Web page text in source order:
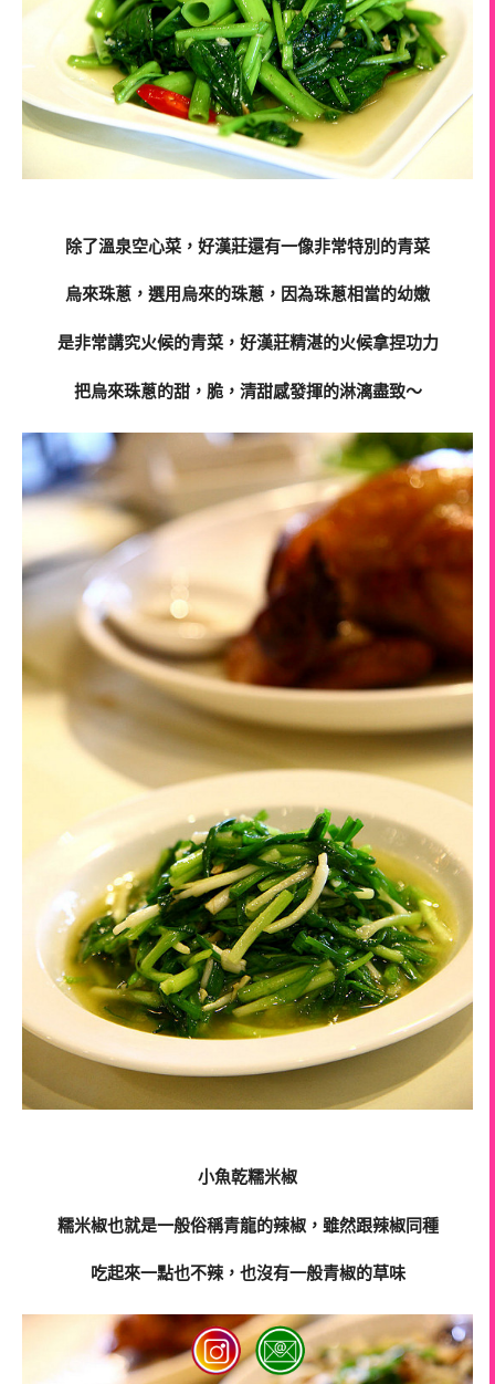
除了溫泉空心菜，好漢莊還有一像非常特別的青菜
烏來珠蔥，選用烏來的珠蔥，因為珠蔥相當的幼嫩
是非常講究火候的青菜，好漢莊精湛的火候拿捏功力
把烏來珠蔥的甜，脆，清甜感發揮的淋漓盡致～
小魚乾糯米椒
糯米椒也就是一般俗稱青龍的辣椒，雖然跟辣椒同種
吃起來一點也不辣，也沒有一般青椒的草味